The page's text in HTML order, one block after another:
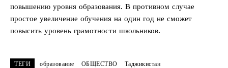
повышению уровня образования. В противном случае
простое увеличение обучения на один год не сможет
повысить уровень грамотности школьников.
ТЕГИ образование ОБЩЕСТВО Таджикистан